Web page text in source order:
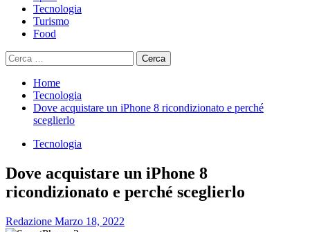
Tecnologia
Turismo
Food
Ricerca
per:
Home
Tecnologia
Dove acquistare un iPhone 8 ricondizionato e perché
sceglierlo
Tecnologia
Dove acquistare un iPhone 8
ricondizionato e perché sceglierlo
Redazione Marzo 18, 2022